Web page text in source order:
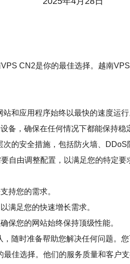
CN2是你的最佳选择。越南
和应用程序始终以最快的速度运行
备，确保在任何情况下都能保持稳
的安全措施，包括防火墙、DDoS
自由调整配置，以满足您的特定要
持您的需求。
满足您的快速增长需求。
保您的网站始终保持顶级性能。
随时准备帮助您解决任何问题。
佳选择。他们的服务质量和客户